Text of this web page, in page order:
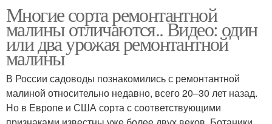
Многие сорта ремонтантной
малины отличаются.. Видео: один
или два урожая ремонтантной
малины
В России садоводы познакомились с ремонтантной
малиной относительно недавно, всего 20–30 лет назад.
Но в Европе и США сорта с соответствующими